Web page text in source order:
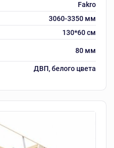
Fakro
3060-3350 мм
130*60 см
80 мм
ДВП, белого цвета